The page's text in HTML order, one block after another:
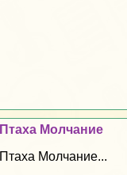
Птаха Молчание
Птаха Молчание...